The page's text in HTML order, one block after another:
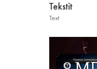
Tekstit
Text